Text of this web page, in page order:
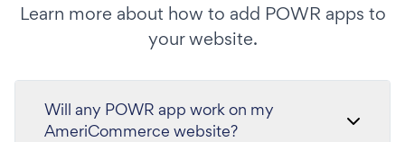
Learn more about how to add POWR apps to
your website.
Will any POWR app work on my
AmeriCommerce website?